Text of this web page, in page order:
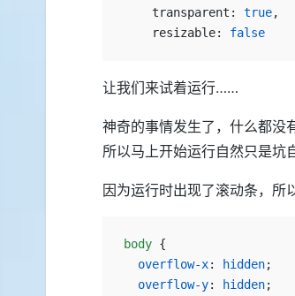
    transparent:
true,
	resizable:
false
让我们来试着运行……
神奇的事情发生了，什么都没
所以马上开始运行自然只是坑
因为运行时出现了滚动条，所
body {
  overflow-x
: hidden;
  overflow-y
: hidden;